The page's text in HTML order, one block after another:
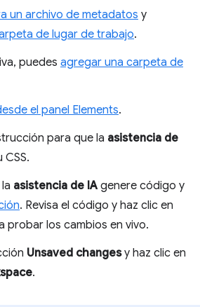
un archivo de metadatos y
de lugar de trabajo.
puedes agregar una carpeta de
el panel Elements.
para que la asistencia de
asistencia de IA genere código y
. Revisa el código y haz clic en
probar los cambios en vivo.
Unsaved changesy haz clic en
.